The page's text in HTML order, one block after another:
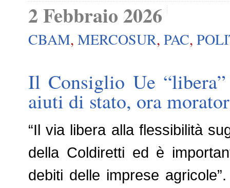
2 Febbraio 2026
CBAM, MERCOSUR, PAC,
Il Consiglio Ue
aiuti di stato, ora
“Il via libera alla flessibilità
della Coldiretti ed è
debiti delle imprese